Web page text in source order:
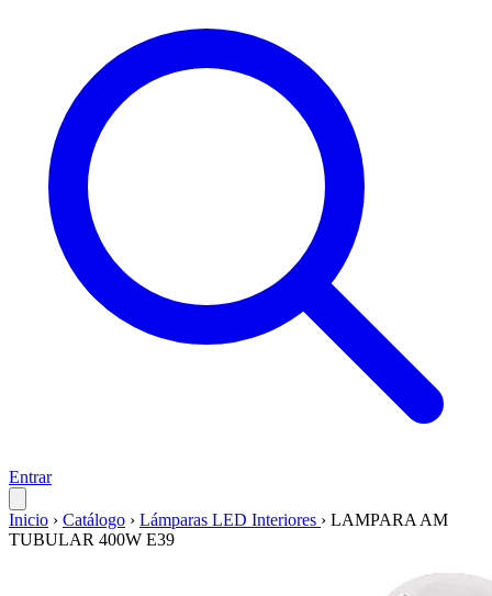
Entrar
Inicio › Catálogo › Lámparas LED Interiores › LAMPARA AM
TUBULAR 400W E39